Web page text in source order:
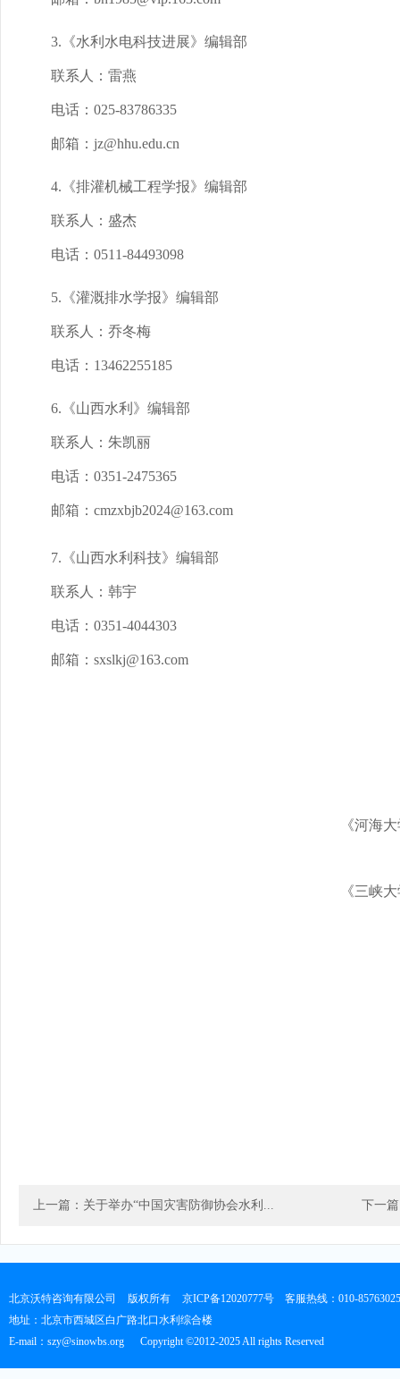
3.《水利水电科技进展》编辑部
联系人：雷燕
电话：025-83786335
邮箱：jz@hhu.edu.cn
4.《排灌机械工程学报》编辑部
联系人：盛杰
电话：0511-84493098
5.《灌溉排水学报》编辑部
联系人：乔冬梅
电话：13462255185
6.《山西水利》编辑部
联系人：朱凯丽
电话：0351-2475365
邮箱：cmzxbjb2024@163.com
7.《山西水利科技》编辑部
联系人：韩宇
电话：0351-4044303
邮箱：sxslkj@163.com
《河海
《三峡
上一篇：关于举办“中国灾害防御协会水利... 下一
北京沃特咨询有限公司 版权所有 京ICP备12020777号 客服热线：010-85763025
地址：北京市西城区白广路北口水利综合楼
E-mail：szy@sinowbs.org
Copyright ©2012-2025 All rights Reserved